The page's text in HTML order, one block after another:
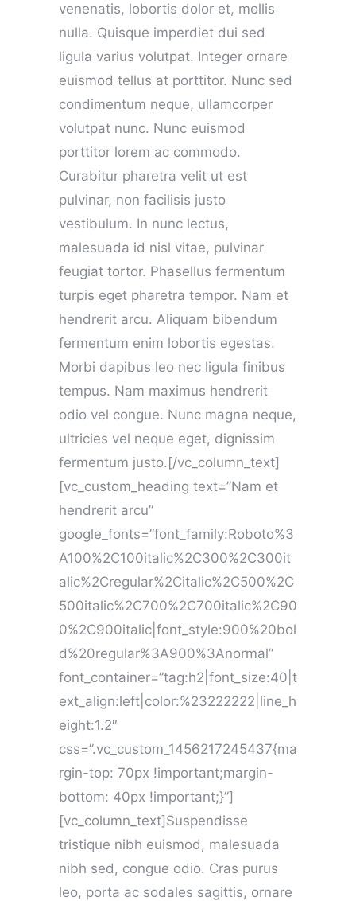
venenatis, lobortis dolor et, mollis
nulla. Quisque imperdiet dui sed
ligula varius volutpat. Integer ornare
euismod tellus at porttitor. Nunc sed
condimentum neque, ullamcorper
volutpat nunc. Nunc euismod
porttitor lorem ac commodo.
Curabitur pharetra velit ut est
pulvinar, non facilisis justo
vestibulum. In nunc lectus,
malesuada id nisl vitae, pulvinar
feugiat tortor. Phasellus fermentum
turpis eget pharetra tempor. Nam et
hendrerit arcu. Aliquam bibendum
fermentum enim lobortis egestas.
Morbi dapibus leo nec ligula finibus
tempus. Nam maximus hendrerit
odio vel congue. Nunc magna neque,
ultricies vel neque eget, dignissim
fermentum justo.[/vc_column_text]
[vc_custom_heading text=”Nam et
hendrerit arcu”
google_fonts=”font_family:Roboto%3
A100%2C100italic%2C300%2C300it
alic%2Cregular%2Citalic%2C500%2C
500italic%2C700%2C700italic%2C90
0%2C900italic|font_style:900%20bol
d%20regular%3A900%3Anormal”
font_container=”tag:h2|font_size:40|t
ext_align:left|color:%23222222|line_h
eight:1.2″
css=”.vc_custom_1456217245437{ma
rgin-top: 70px !important;margin-
bottom: 40px !important;}”]
[vc_column_text]Suspendisse
tristique nibh euismod, malesuada
nibh sed, congue odio. Cras purus
leo, porta ac sodales sagittis, ornare